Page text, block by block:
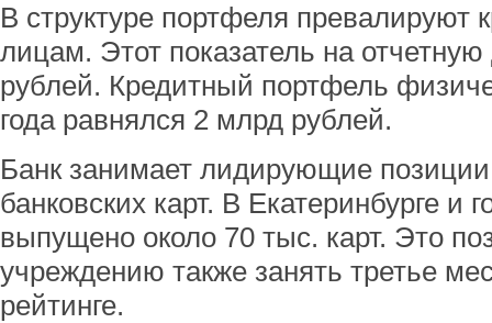
В структуре портфеля превалируют
лицам. Этот показатель на
рублей. Кредитный портфель
года равнялся 2 млрд рублей.
Банк занимает лидирующие
банковских карт. В Екатеринбурге и
выпущено около 70 тыс. карт. Это
учреждению также занять третье
рейтинге.